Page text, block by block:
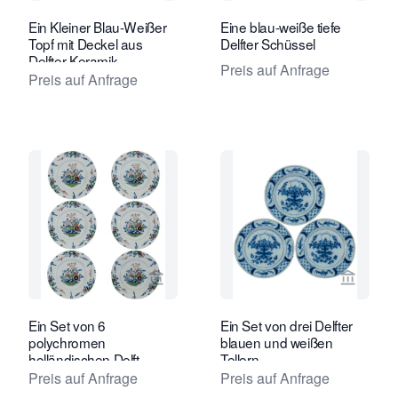
Ein Kleiner Blau-Weißer
Topf mit Deckel aus
Delfter Keramik
Preis auf Anfrage
Eine blau-weiße tiefe
Delfter Schüssel
Preis auf Anfrage
Verkaeuferseite von Van Nie
Ein Set von 6
polychromen
holländischen Delft
Tellern
Preis auf Anfrage
Ein Set von drei Delfter
blauen und weißen
Tellern
Preis auf Anfrage